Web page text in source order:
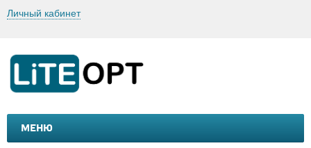
Личный кабинет
МЕНЮ
МАШИНКИ И МОТОЦИКЛЫ